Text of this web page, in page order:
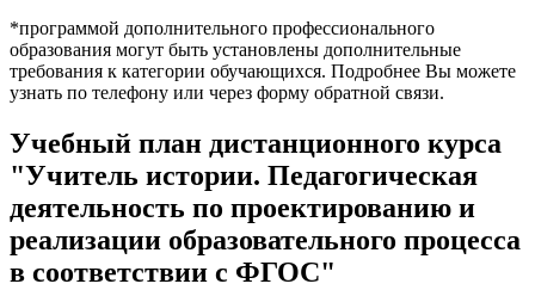
*программой дополнительного профессионального
образования могут быть установлены дополнительные
требования к категории обучающихся. Подробнее Вы можете
узнать по телефону или через форму обратной связи.
Учебный план дистанционного курса
"Учитель истории. Педагогическая
деятельность по проектированию и
реализации образовательного процесса
в соответствии с ФГОС"